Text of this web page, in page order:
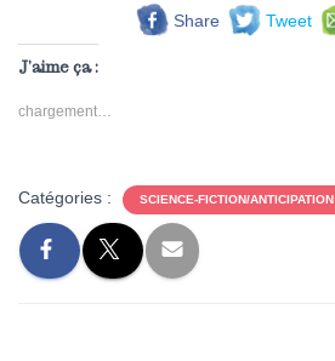
Share Tweet
J’aime ça :
chargement…
Catégories : SCIENCE-FICTION/ANTICIPATION